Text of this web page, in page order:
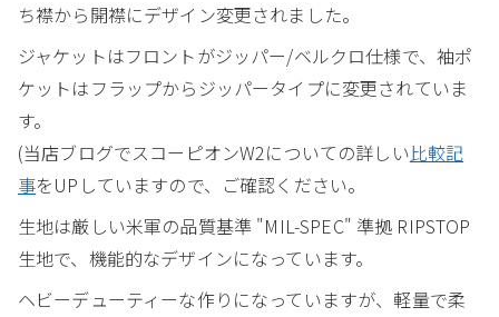
ち襟から開襟にデザイン変更されました。
ジャケットはフロントがジッパー/ベルクロ仕様で、袖ポ
ケットはフラップからジッパータイプに変更されていま
す。
(当店ブログでスコーピオンW2についての詳しい比較記
事をUPしていますので、ご確認ください。
生地は厳しい米軍の品質基準 "MIL-SPEC" 準拠 RIPSTOP
生地で、機能的なデザインになっています。
ヘビーデューティーな作りになっていますが、軽量で柔